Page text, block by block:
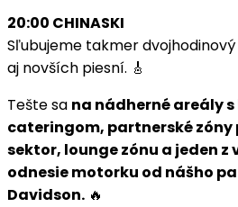
20:00 CHINASKI
Sľubujeme takmer
aj novších piesní. 🎸
Tešte sa na nádherné areály
cateringom, partnerské zóny
sektor, lounge zónu a jeden z
odnesie motorku od nášho
Davidson. 🔥